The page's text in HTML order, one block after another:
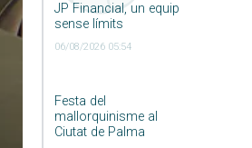
JP Financial, un equip
sense límits
06/08/2026 05:54
Festa del
mallorquinisme al
Ciutat de Palma